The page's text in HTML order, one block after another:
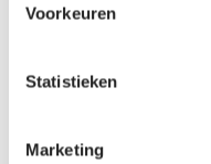
Voorkeuren
Statistieken
Marketing